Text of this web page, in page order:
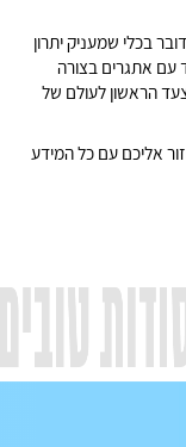
בכלי שמעניק יתרון
עם אתגרים בצורה
הראשון לעולם של
אליכם עם כל המידע